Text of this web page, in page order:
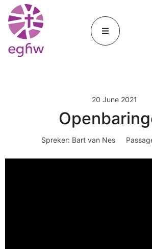
20 June 2021
Spreker: Bart van Nes